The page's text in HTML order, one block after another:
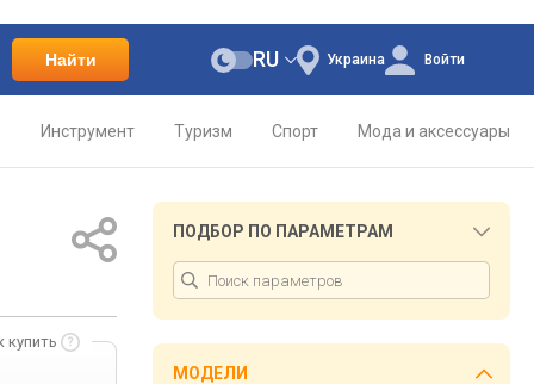
Найти Украина
RU Войти
Инструмент Туризм Спорт Мода и аксессуары
купить
ПОДБОР ПО ПАРАМЕТРАМ
МОДЕЛИ